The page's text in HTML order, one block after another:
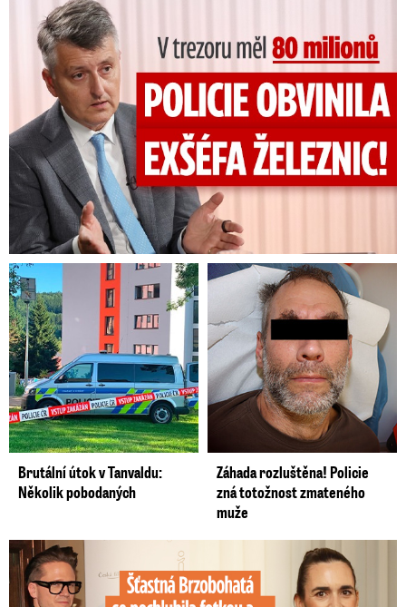
V trezoru měl 80 milionů: Policie obvinila exšéfa železnic!
Brutální útok v Tanvaldu:
Několik pobodaných
Záhada rozluštěna! Policie
zná totožnost zmateného
muže
Šťastná Brzobohatá se pochlubila fotkou: Rýpanec od Ondřeje